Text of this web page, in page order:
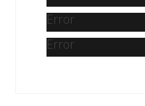
Error
Error